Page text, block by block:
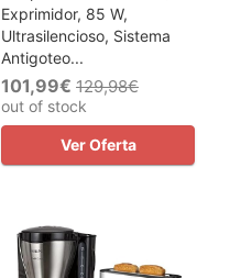
Exprimidor, 85 W,
Ultrasilencioso, Sistema
Antigoteo...
101,99€ 129,98€
out of stock
Ver Oferta